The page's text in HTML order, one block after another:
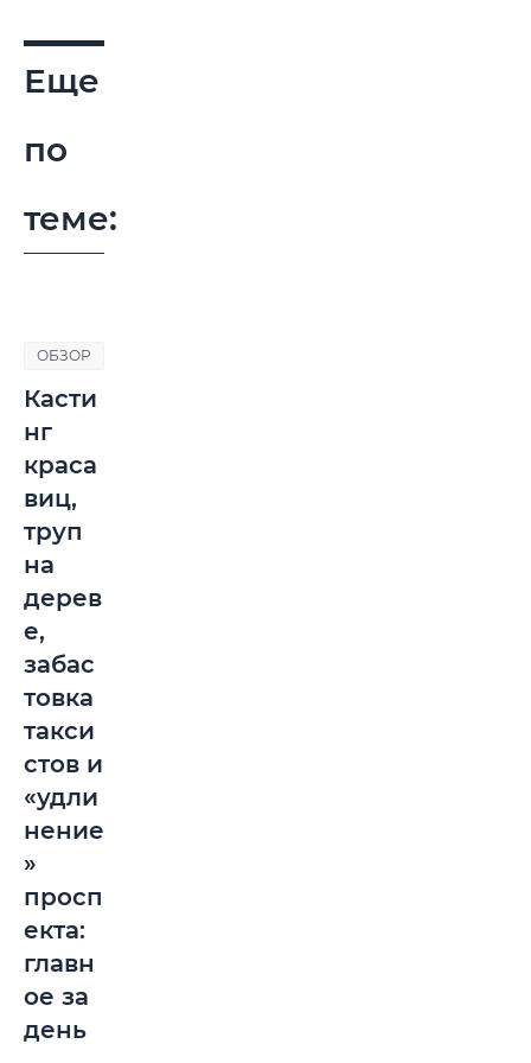
Еще
по
теме:
ОБЗОР
Касти
нг
краса
виц,
труп
на
дерев
е,
забас
товка
такси
стов и
«удли
нение
»
просп
екта:
главн
ое за
день